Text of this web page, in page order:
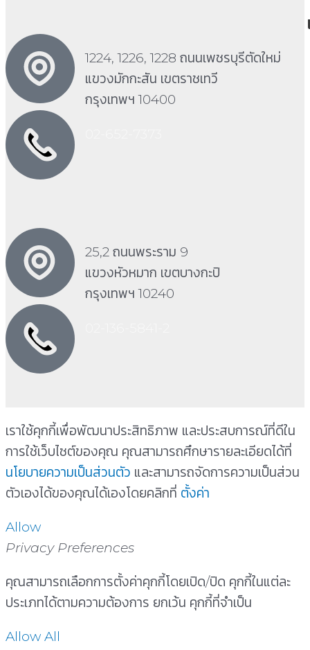
1224, 1226, 1228 ถนนเพชรบุรีตัดใหม่
แขวงมักกะสัน เขตราชเทวี
กรุงเทพฯ 10400
25,2 ถนนพระราม 9
แขวงหัวหมาก เขตบางกะปิ
กรุงเทพฯ 10240
เราใช้คุกกี้เพื่อพัฒนาประสิทธิภาพ และประสบการณ์ที่ดีใน
การใช้เว็บไซต์ของคุณ คุณสามารถศึกษารายละเอียดได้ที่
นโยบายความเป็นส่วนตัว และสามารถจัดการความเป็นส่วน
ตัวเองได้ของคุณได้เองโดยคลิกที่ ตั้งค่า
Allow
Privacy Preferences
คุณสามารถเลือกการตั้งค่าคุกกี้โดยเปิด/ปิด คุกกี้ในแต่ละ
ประเภทได้ตามความต้องการ ยกเว้น คุกกี้ที่จำเป็น
Allow All